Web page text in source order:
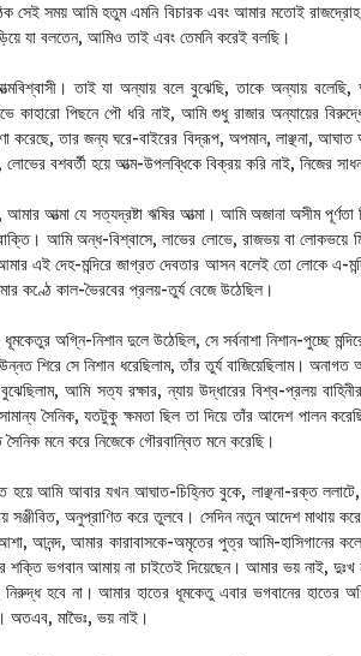
সেই সময় আমি হতুম এমনি বিচারক এবং আমার মতোই রাজদ্রোহ
যা বলতেন, আমিও তাই এবং তেমনি করেই বলছি।
তাই যা অন্যায় বলে বুঝেছি, তাকে অন্যায় বলেছি,
কাহারো পিছনে পৌ ধরি নাই, আমি শুধু রাজার অন্যায়ের
করেছে, তার জন্য ঘরে-বাইরের বিদ্রূপ, অপমান, লাঞ্ছনা,
লোভের বশবর্তী হয়ে আত্ম-উপলব্ধিকে বিক্রয় করি নাই, নিজের
আত্মা যে সত্যদ্রষ্টা ঋষির আত্মা। আমি অজানা অসীম
আমি অন্ধ-বিশ্বাসে, লাভের লোভে, রাজভয় বা লোকভয়ে
এই দেহ-মন্দিরে জাগ্রত দেবতার আসন বলেই তো লোকে এ-
কণ্ঠে কাল-ভৈরবের প্রলয়-তুর্য বেজে উঠেছিল।
অগ্নি-নিশান দুলে উঠেছিল, সে সর্বনাশা নিশান-পুচ্ছে
উন্নত শিরে সে নিশান ধরেছিলাম, তাঁর তুর্য বাজিয়েছিলাম।
আমি সত্য রক্ষার, ন্যায় উদ্ধারের বিশ্ব-প্রলয়
সৈনিক, যতটুকু ক্ষমতা ছিল তা দিয়ে তাঁর আদেশ পালন
মনে করে নিজেকে গৌরবান্বিত মনে করেছি।
হয়ে আমি আবার যখন আঘাত-চিহ্নিত বুকে, লাঞ্ছনা-রক্ত
সঞ্জীবিত, অনুপ্রাণিত করে তুলবে। সেদিন নতুন আদেশ মাথায়
আনন্দ, আমার কারাবাসকে-অমৃতের পুত্র আমি-হাসিগানের
শক্তি ভগবান আমায় না চাইতেই দিয়েছেন। আমার ভয় নাই,
নিরুদ্ধ হবে না। আমার হাতের ধূমকেতু এবার ভগবানের হাতের
অতএব, মাভৈঃ, ভয় নাই।